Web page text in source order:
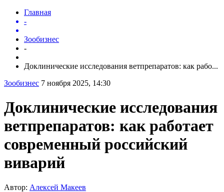
Главная
-
Зообизнес
-
Доклинические исследования ветпрепаратов: как рабо...
Зообизнес 7 ноября 2025, 14:30
Доклинические исследования
ветпрепаратов: как работает
современный российский
виварий
Автор: Алексей Макеев